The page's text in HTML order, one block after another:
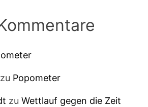
zu Popometer
zuWettlauf gegen die Zeit